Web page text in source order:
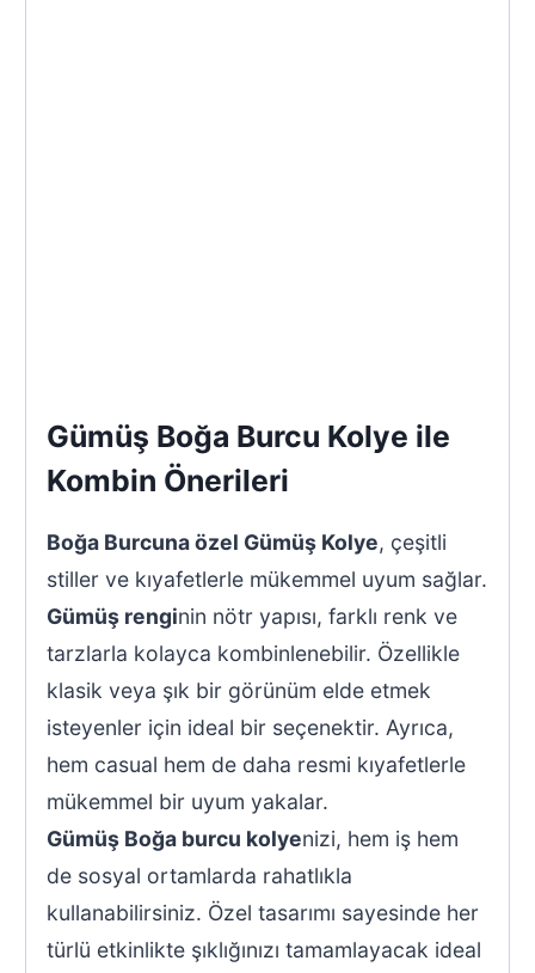
Gümüş Boğa Burcu Kolye ile
Kombin Önerileri
Boğa Burcuna özel Gümüş Kolye, çeşitli
stiller ve kıyafetlerle mükemmel uyum sağlar.
Gümüş renginin nötr yapısı, farklı renk ve
tarzlarla kolayca kombinlenebilir. Özellikle
klasik veya şık bir görünüm elde etmek
isteyenler için ideal bir seçenektir. Ayrıca,
hem casual hem de daha resmi kıyafetlerle
mükemmel bir uyum yakalar.
Gümüş Boğa burcu kolyenizi, hem iş hem
de sosyal ortamlarda rahatlıkla
kullanabilirsiniz. Özel tasarımı sayesinde her
türlü etkinlikte şıklığınızı tamamlayacak ideal